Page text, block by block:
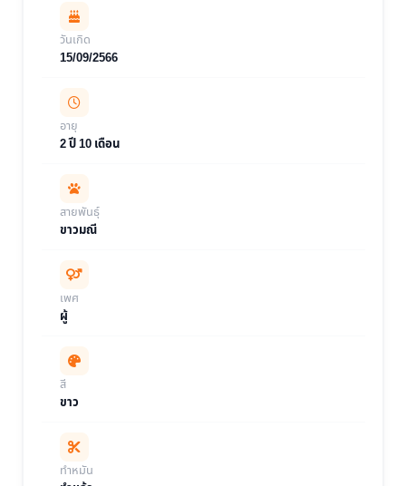
วันเกิด
15/09/2566
อายุ
2 ปี 10 เดือน
สายพันธุ์
ขาวมณี
เพศ
ผู้
สี
ขาว
ทำหมัน